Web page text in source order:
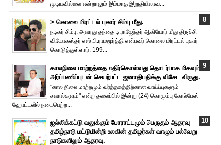
முடியவில்லை என்றாலும் இம்மாத இறுதியிலாவ...
> கொலை மிரட்டல் புகார் சிம்பு மீது.
நடிகர் சிம்பு, அவரது தந்தை டி.ராஜேந்தர் ஆகியோர் மீது திருச்சி
வியோகஸ்தர் எஸ்.பி.ராமமூர்த்தி என்பவர் கொலை மிரட்டல் புகார்
கொடுத்துள்ளார். 199...
காலநிலை மாற்றத்தை எதிர்கொள்வது தொடர்பாக மிகவும்
அர்ப்பணிப்புடன் செயற்பட்ட ஜனாதிபதிக்கு விசேட விருது.
"கால நிலை மாற்றமும் வர்த்தகத்திற்கான வாய்ப்புகளும்
சவால்களும்" என்ற தலைப்பில் இன்று (24) கொழும்பு கோல்பேஸ்
ஹோட்டலில் நடைபெற்ற...
ஜல்லிக்கட்டு வலுக்கும் போராட்டமும் பெருகும் ஆதரவு
தமிழ்நாடு மட்டுமின்றி உலகின் தமிழர்கள் வாழும் பல்வேறு
நாடுகளிலும் ஆதரவு.